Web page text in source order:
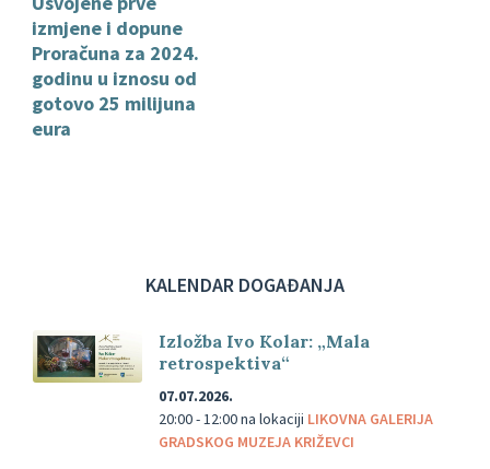
izmjene i dopune
Proračuna za 2024.
godinu u iznosu od
gotovo 25 milijuna
eura
KALENDAR DOGAĐANJA
Izložba Ivo Kolar: „Mala
retrospektiva“
07.07.2026.
20:00 - 12:00na lokaciji LIKOVNA GALERIJA
GRADSKOG MUZEJA KRIŽEVCI